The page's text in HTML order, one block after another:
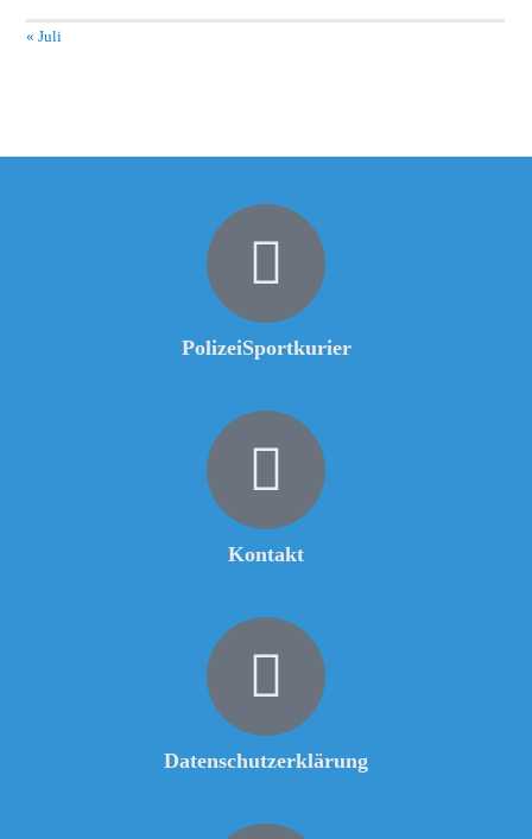
« Juli
PolizeiSportkurier
Kontakt
Datenschutzerklärung